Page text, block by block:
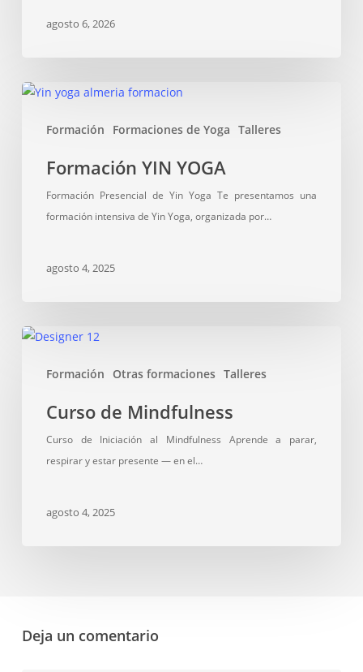
agosto 6, 2026
Formación Formaciones de Yoga Talleres
Formación
YOGA
Formación YIN YOGA
Formación Presencial de Yin Yoga Te presentamos una
formación intensiva de Yin Yoga, organizada por…
agosto 4, 2025
Formación Otras formaciones Talleres
Curso
Mindfulness
Curso de Mindfulness
Curso de Iniciación al Mindfulness Aprende a parar,
respirar y estar presente — en el…
agosto 4, 2025
Deja un comentario